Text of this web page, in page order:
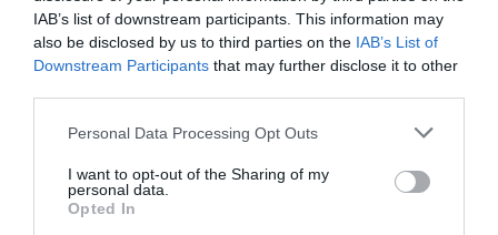
IAB’s list of downstream participants. This information may
also be disclosed by us to third parties on the IAB’s List of
Downstream Participants that may further disclose it to other
Personal Data Processing Opt Outs
I want to opt-out of the Sharing of my
personal data.
Opted In